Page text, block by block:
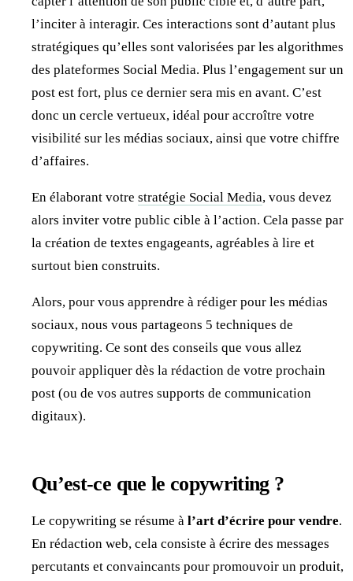
l’inciter à interagir. Ces interactions sont d’autant plus
stratégiques qu’elles sont valorisées par les algorithmes
des plateformes Social Media. Plus l’engagement sur un
post est fort, plus ce dernier sera mis en avant. C’est
donc un cercle vertueux, idéal pour accroître votre
visibilité sur les médias sociaux, ainsi que votre chiffre
d’affaires.
En élaborant votre stratégie Social Media, vous devez
alors inviter votre public cible à l’action. Cela passe par
la création de textes engageants, agréables à lire et
surtout bien construits.
Alors, pour vous apprendre à rédiger pour les médias
sociaux, nous vous partageons 5 techniques de
copywriting. Ce sont des conseils que vous allez
pouvoir appliquer dès la rédaction de votre prochain
post (ou de vos autres supports de communication
digitaux).
Qu’est-ce que le copywriting ?
Le copywriting se résume à l’art d’écrire pour vendre.
En rédaction web, cela consiste à écrire des messages
percutants et convaincants pour promouvoir un produit,